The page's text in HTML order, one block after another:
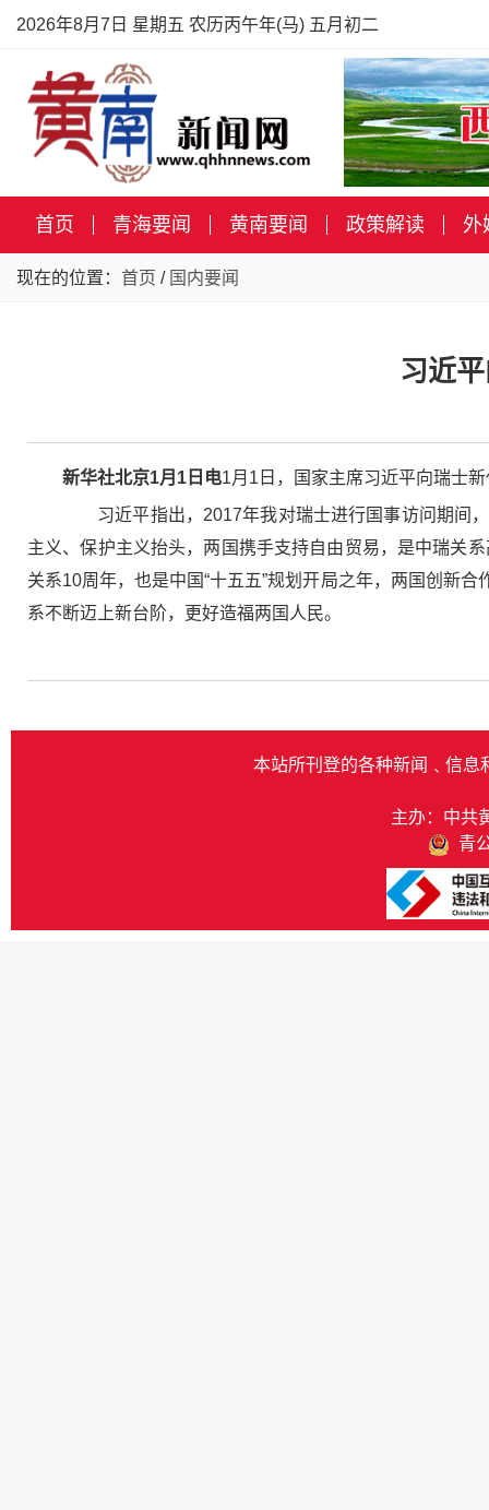
2026年8月7日 星期五 农历丙午年(马) 五月初二
首页 青海要闻 黄南要闻 政策解读 外
现在的位置： 首页 / 国内要闻
习近
新华社北京1月1日电1月1日，国家主席习近平向瑞士
习近平指出，2017年我对瑞士进行国事访问期间，
主义、保护主义抬头，两国携手支持自由贸易，是中瑞关
关系10周年，也是中国“十五五”规划开局之年，两国创新
系不断迈上新台阶，更好造福两国人民。
本站所刊登的各种新闻﹑信息
主办：中共
青